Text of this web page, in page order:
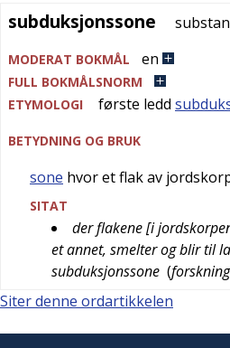
subduksjonssone
MODERAT BOKMÅL en
FULL BOKMÅLSNORM
ETYMOLOGI
første ledd
BETYDNING OG BRUK
sone hvor et flak av
SITAT
der flakene [i
et annet, smelter og blir til
subduksjonssone (
Siter denne ordartikkelen